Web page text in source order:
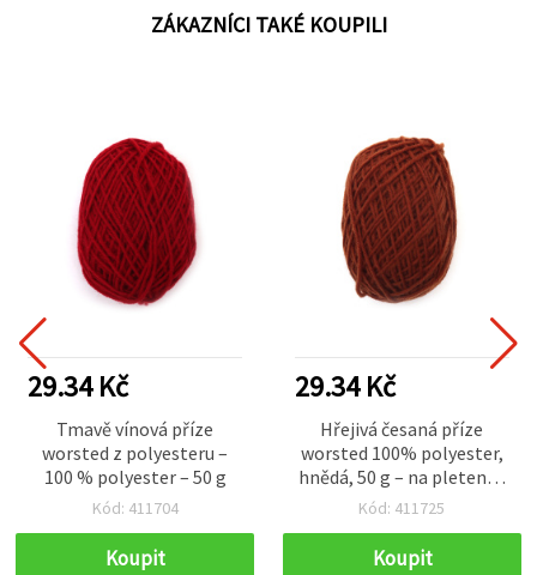
ZÁKAZNÍCI TAKÉ KOUPILI
29.34 Kč
Tmavě vínová příze
worsted z polyesteru –
100 % polyester – 50 g
Kód: 411704
Koupit
29.34 Kč
Hřejivá česaná příze
worsted 100% polyester,
hnědá, 50 g – na pletení a
různé kreativní tvoření
Kód: 411725
Koupit